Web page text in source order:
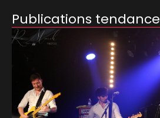
Publications tendance